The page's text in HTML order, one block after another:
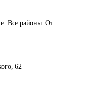
Все районы. От
62